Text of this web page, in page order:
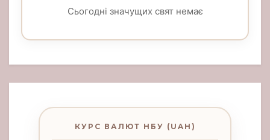
Сьогодні значущих свят немає
КУРС ВАЛЮТ НБУ (UAH)